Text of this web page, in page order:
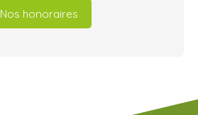
Nos honoraires